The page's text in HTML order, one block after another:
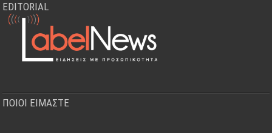
EDITORIAL
ΠΟΙΟΙ ΕΙΜΑΣΤΕ